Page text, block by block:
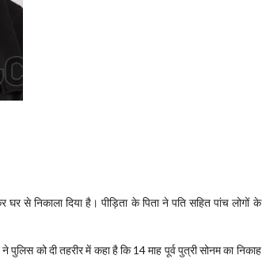
से निकाला दिया है। पीड़िता के पिता ने पति सहित पांच लोगों के
को दी तहरीर में कहा है कि 14 माह पूर्व पुत्री सोनम का निकाह